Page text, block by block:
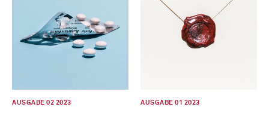
AUSGABE 02 2023 AUSGABE 01 2023